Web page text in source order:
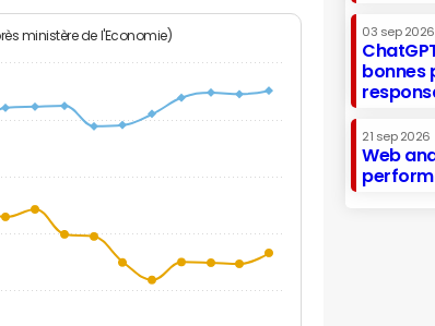
ministère de l'Economie) 03 sep 2026
bonnes
21 sep 2026
Web